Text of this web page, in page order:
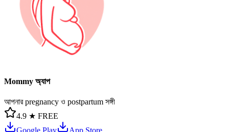
Mommy অ্যাপ
আপনার pregnancy ও postpartum সঙ্গী
4.9 ★ FREE
Google Play
App Store